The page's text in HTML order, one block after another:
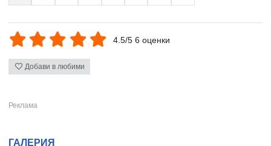
4.5/5 6 оценки
Добави в любими
ГАЛЕРИЯ